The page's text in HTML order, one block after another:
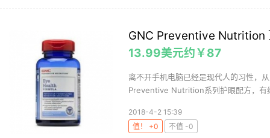
GNC Preventive Nutrition
13.99美元约￥87
离不开手机电脑已经是现代人的习性，
Preventive Nutrition系列护眼配方，有
2018-4-2 15:39
值！ +0
不值 -0